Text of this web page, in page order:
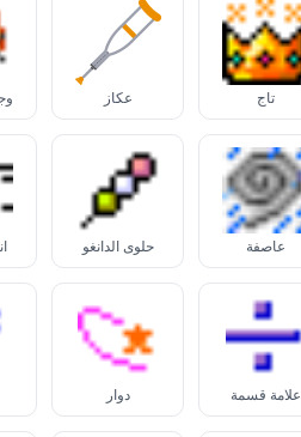
تاج عكاز
عاصفة حلوى الدانغو
علامة قسمة دوار